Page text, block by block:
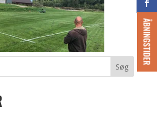
ÅBNINGSTIDER